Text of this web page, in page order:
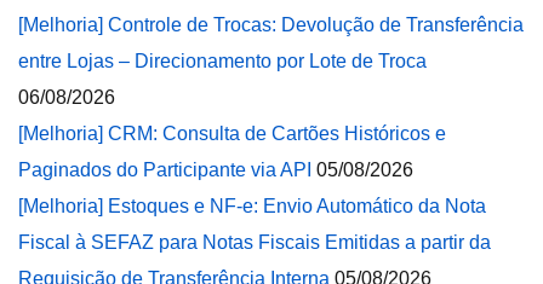
[Melhoria] Controle de Trocas: Devolução de Transferência
entre Lojas – Direcionamento por Lote de Troca
06/08/2026
[Melhoria] CRM: Consulta de Cartões Históricos e
Paginados do Participante via API 05/08/2026
[Melhoria] Estoques e NF-e: Envio Automático da Nota
Fiscal à SEFAZ para Notas Fiscais Emitidas a partir da
Requisição de Transferência Interna 05/08/2026